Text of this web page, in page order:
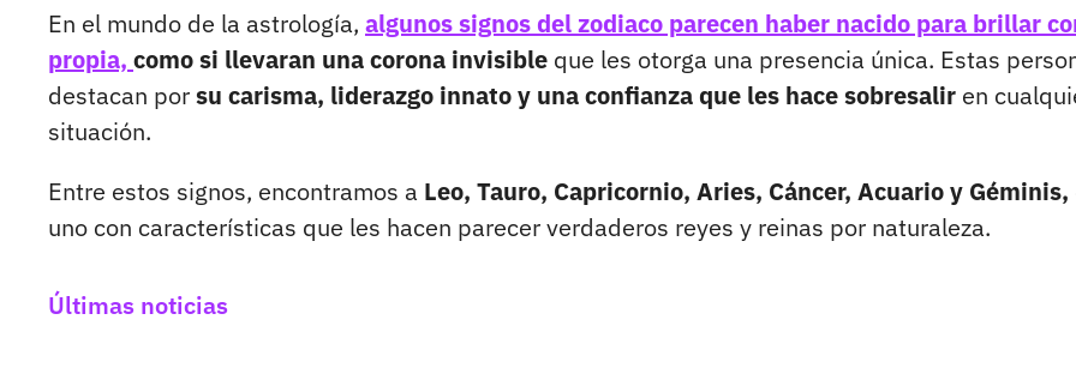
En el mundo de la astrología, algunos signos del zodiaco parecen haber nacido para brillar
propia, como si llevaran una corona invisible que les otorga una presencia única. Estas
destacan porsu carisma, liderazgo innato y una confianza que les hace sobresalir en
situación.
Entre estos signos, encontramos a Leo, Tauro, Capricornio, Aries, Cáncer, Acuario y Géminis,
uno con características que les hacen parecer verdaderos reyes y reinas por naturaleza.
Últimas noticias